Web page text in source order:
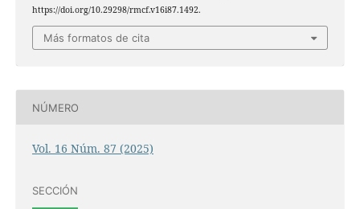
https://doi.org/10.29298/rmcf.v16i87.1492.
Más formatos de cita
NÚMERO
Vol. 16 Núm. 87 (2025)
SECCIÓN